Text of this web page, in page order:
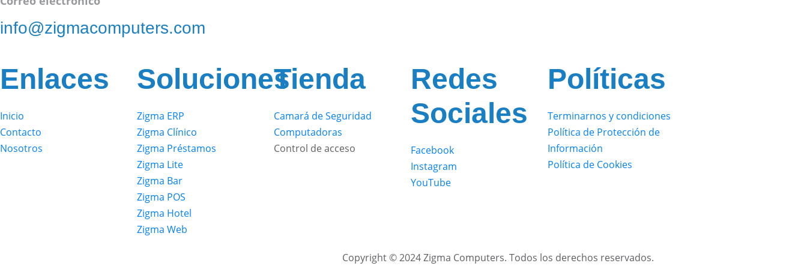
info@zigmacomputers.com
Enlaces
Inicio
Contacto
Nosotros
Soluciones
Zigma ERP
Zigma Clínico
Zigma Préstamos
Zigma Lite
Zigma Bar
Zigma POS
Zigma Hotel
Zigma Web
Tienda
Camará de Seguridad
Computadoras
Control de acceso
Redes
Sociales
Facebook
Instagram
YouTube
Políticas
Terminarnos y condiciones
Política de Protección de
Información
Política de Cookies
Copyright © 2024 Zigma Computers. Todos los derechos reservados.